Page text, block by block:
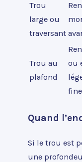
Trou
large ou
traversant
Trou au
plafond
ou
Quand
Si le trou est
une